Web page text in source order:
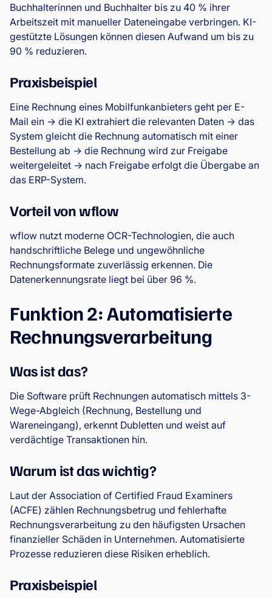
Buchhalterinnen und Buchhalter bis zu 40 % ihrer
Arbeitszeit mit manueller Dateneingabe verbringen. KI-
gestützte Lösungen können diesen Aufwand um bis zu
90 % reduzieren.
Praxisbeispiel
Eine Rechnung eines Mobilfunkanbieters geht per E-
Mail ein → die KI extrahiert die relevanten Daten → das
System gleicht die Rechnung automatisch mit einer
Bestellung ab → die Rechnung wird zur Freigabe
weitergeleitet → nach Freigabe erfolgt die Übergabe an
das ERP-System.
Vorteil von wflow
wflow nutzt moderne OCR-Technologien, die auch
handschriftliche Belege und ungewöhnliche
Rechnungsformate zuverlässig erkennen. Die
Datenerkennungsrate liegt bei über 96 %.
Funktion 2: Automatisierte
Rechnungsverarbeitung
Was ist das?
Die Software prüft Rechnungen automatisch mittels 3-
Wege-Abgleich (Rechnung, Bestellung und
Wareneingang), erkennt Dubletten und weist auf
verdächtige Transaktionen hin.
Warum ist das wichtig?
Laut der Association of Certified Fraud Examiners
(ACFE) zählen Rechnungsbetrug und fehlerhafte
Rechnungsverarbeitung zu den häufigsten Ursachen
finanzieller Schäden in Unternehmen. Automatisierte
Prozesse reduzieren diese Risiken erheblich.
Praxisbeispiel